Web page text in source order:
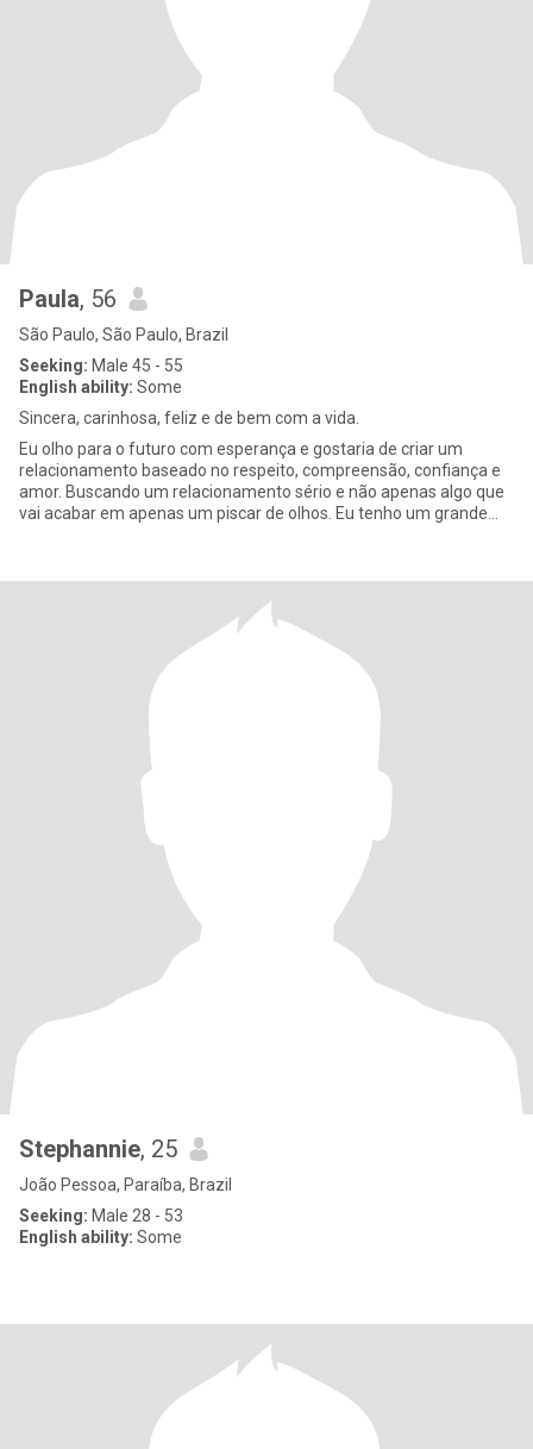
Paula, 56
São Paulo, São Paulo, Brazil
Seeking: Male 45 - 55
English ability: Some
Sincera, carinhosa, feliz e de bem com a vida.
Eu olho para o futuro com esperança e gostaria de criar um
relacionamento baseado no respeito, compreensão, confiança e
amor. Buscando um relacionamento sério e não apenas algo que
vai acabar em apenas um piscar de olhos. Eu tenho um grande
Stephannie, 25
João Pessoa, Paraíba, Brazil
Seeking: Male 28 - 53
English ability: Some